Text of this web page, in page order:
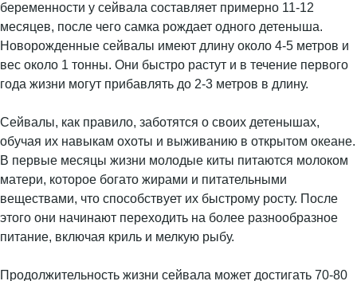
беременности у сейвала составляет примерно 11-12
месяцев, после чего самка рождает одного детеныша.
Новорожденные сейвалы имеют длину около 4-5 метров и
вес около 1 тонны. Они быстро растут и в течение первого
года жизни могут прибавлять до 2-3 метров в длину.
Сейвалы, как правило, заботятся о своих детенышах,
обучая их навыкам охоты и выживанию в открытом океане.
В первые месяцы жизни молодые киты питаются молоком
матери, которое богато жирами и питательными
веществами, что способствует их быстрому росту. После
этого они начинают переходить на более разнообразное
питание, включая криль и мелкую рыбу.
Продолжительность жизни сейвала может достигать 70-80